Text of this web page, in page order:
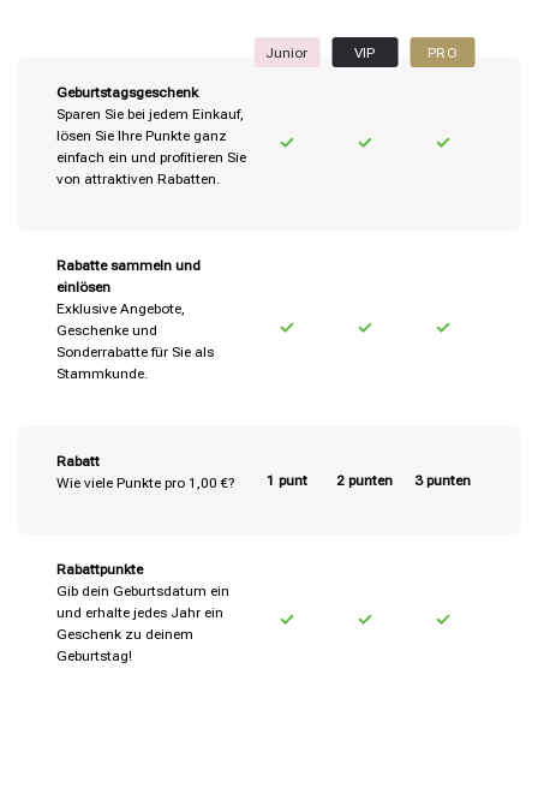
Geburtstagsgeschenk
Sparen Sie bei jedem Einkauf,
lösen Sie Ihre Punkte ganz
einfach ein und profitieren Sie
von attraktiven Rabatten.
Junior VIP PRO
Rabatte sammeln und
einlösen
Exklusive Angebote,
Geschenke und
Sonderrabatte für Sie als
Stammkunde.
Rabatt
Wie viele Punkte pro 1,00 €?
1 punt 2 punten 3 punten
Rabattpunkte
Gib dein Geburtsdatum ein
und erhalte jedes Jahr ein
Geschenk zu deinem
Geburtstag!